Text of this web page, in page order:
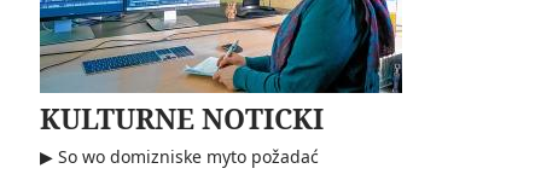
KULTURNE NOTICKI
▶ So wo domizniske myto požadać